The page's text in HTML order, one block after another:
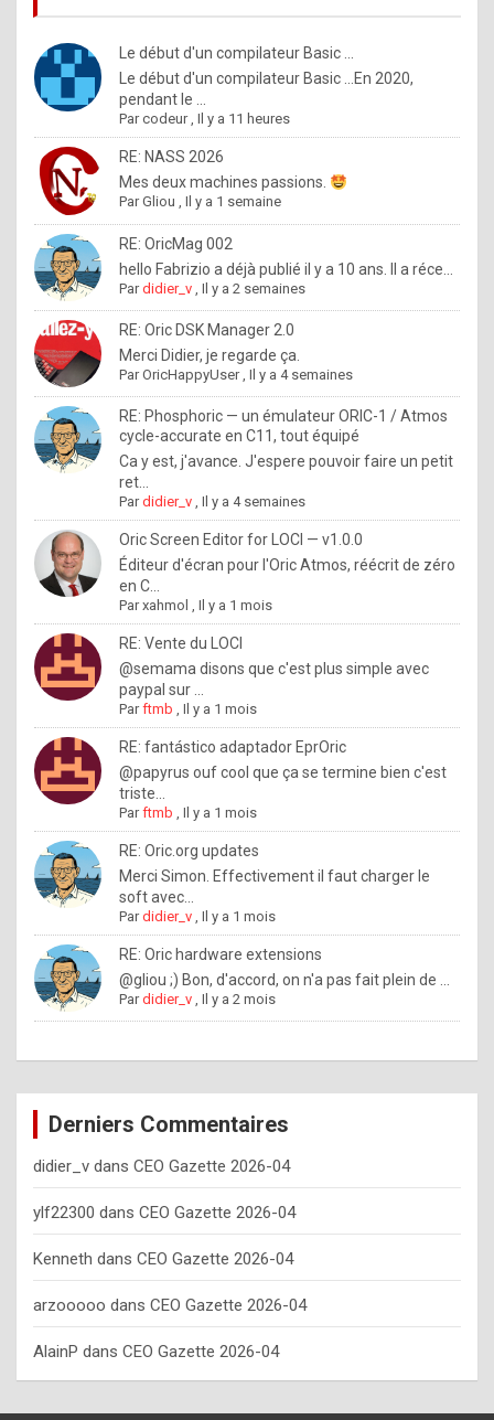
%
m
a
d
b
y
o
l
e
x
.
I
f
y
o
u
w
a
n
t
o
n
o
w
h
o
w
o
e
y
o
u
s
h
o
Le début d'un compilateur Basic ...
Le début d'un compilateur Basic ...En 2020,
pendant le ...
Parcodeur,Il y a 11 heures
RE: NASS 2026
Mes deux machines passions.
ParGliou ,Il y a 1 semaine
RE: OricMag 002
hello Fabrizio a déjà publié il y a 10 ans. Il a réce...
Pardidier_v ,Il y a 2 semaines
RE: Oric DSK Manager 2.0
Merci Didier, je regarde ça.
ParOricHappyUser,Il y a 4 semaines
RE: Phosphoric — un émulateur ORIC-1 / Atmos
cycle-accurate en C11, tout équipé
Ca y est, j'avance. J'espere pouvoir faire un petit
ret...
Pardidier_v ,Il y a 4 semaines
Oric Screen Editor for LOCI — v1.0.0
Éditeur d'écran pour l'Oric Atmos, réécrit de zéro
en C...
Parxahmol ,Il y a 1 mois
RE: Vente du LOCI
@semama disons que c'est plus simple avec
paypal sur ...
Parftmb ,Il y a 1 mois
RE: fantástico adaptador EprOric
@papyrus ouf cool que ça se termine bien c'est
triste...
Parftmb ,Il y a 1 mois
RE: Oric.org updates
Merci Simon. Effectivement il faut charger le
soft avec...
Pardidier_v ,Il y a 1 mois
RE: Oric hardware extensions
@gliou ;) Bon, d'accord, on n'a pas fait plein de ...
Pardidier_v ,Il y a 2 mois
Derniers Commentaires
didier_v dans CEO Gazette 2026-04
ylf22300 dans CEO Gazette 2026-04
Kenneth dans CEO Gazette 2026-04
arzooooo dans CEO Gazette 2026-04
AlainP dans CEO Gazette 2026-04